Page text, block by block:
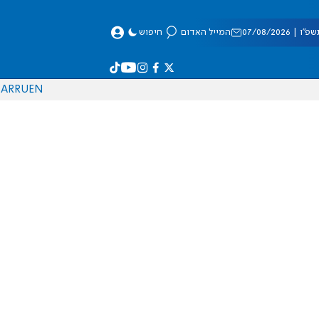
08/2026 המייל האדום חיפוש
EN
RU
AR